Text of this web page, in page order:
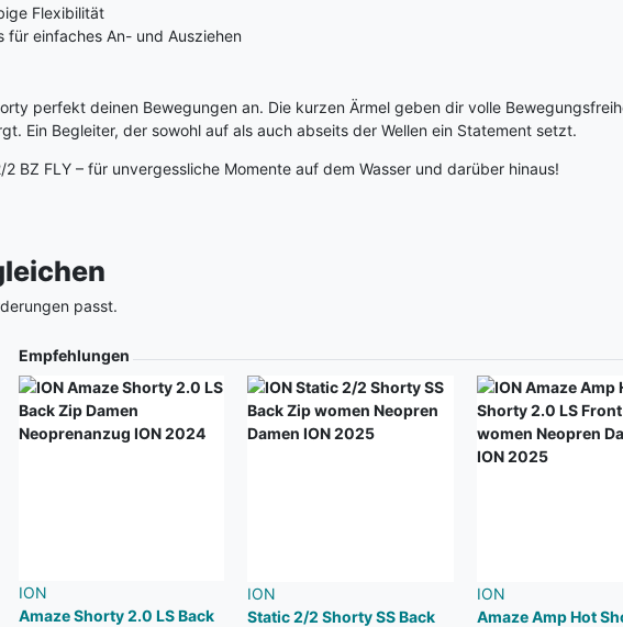
Flexibilität
einfaches An- und Ausziehen
perfekt deinen Bewegungen an. Die kurzen Ärmel geben dir volle
Ein Begleiter, der sowohl auf als auch abseits der Wellen ein Statement setzt.
BZ FLY – für unvergessliche Momente auf dem Wasser und darüber hinaus!
passt.
Empfehlungen
ION
Amaze Shorty 2.0 LS Back
ION
Static 2/2 Shorty SS Back
ION
Amaze Amp Hot